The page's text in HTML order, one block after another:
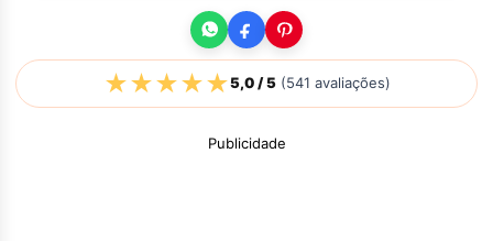
★★★★★5,0/ 5(541 avaliações)
Publicidade